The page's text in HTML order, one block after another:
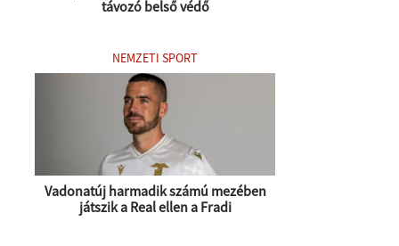
távozó belső védő
NEMZETI SPORT
Vadonatúj harmadik számú mezében
játszik a Real ellen a Fradi